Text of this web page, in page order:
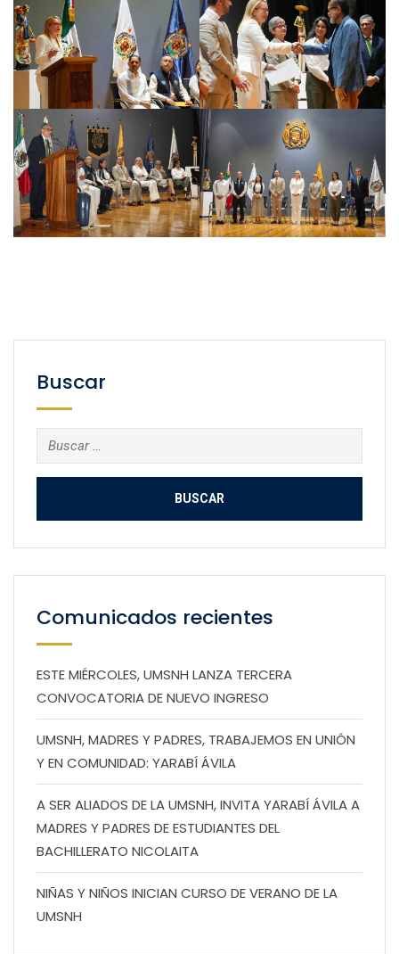
Buscar
Buscar:
Comunicados recientes
ESTE MIÉRCOLES, UMSNH LANZA TERCERA
CONVOCATORIA DE NUEVO INGRESO
UMSNH, MADRES Y PADRES, TRABAJEMOS EN UNIÓN
Y EN COMUNIDAD: YARABÍ ÁVILA
A SER ALIADOS DE LA UMSNH, INVITA YARABÍ ÁVILA A
MADRES Y PADRES DE ESTUDIANTES DEL
BACHILLERATO NICOLAITA
NIÑAS Y NIÑOS INICIAN CURSO DE VERANO DE LA
UMSNH